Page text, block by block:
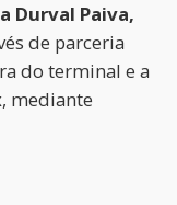
Durval Paiva,
de parceria
do terminal e a
, mediante